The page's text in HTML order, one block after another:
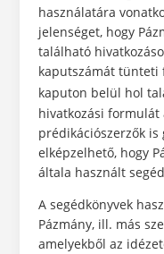
használatára
jelenséget, hogy
található
kaputszámát tünteti
kaputon belül hol
hivatkozási formulát
prédikációszerzők
elképzelhető, hogy
általa használt
A segédkönyvek
Pázmány, ill. más
amelyekből az